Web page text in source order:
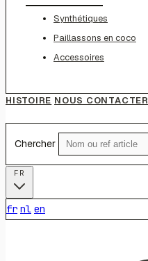
Synthétiques
Paillassons en coco
Accessoires
HISTOIRE NOUS CONTACTER
Chercher
fr nl en